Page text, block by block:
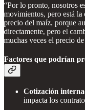
“Por lo pronto, nosotros
movimientos, pero está la
precio del maíz, porque
directamente, pero el
muchas veces el precio
Factores que podrían
Cotización
impacta los